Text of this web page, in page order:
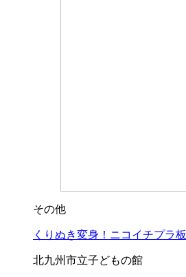
その他
くりぬき変身！ニコイチプラ板
北九州市立子どもの館